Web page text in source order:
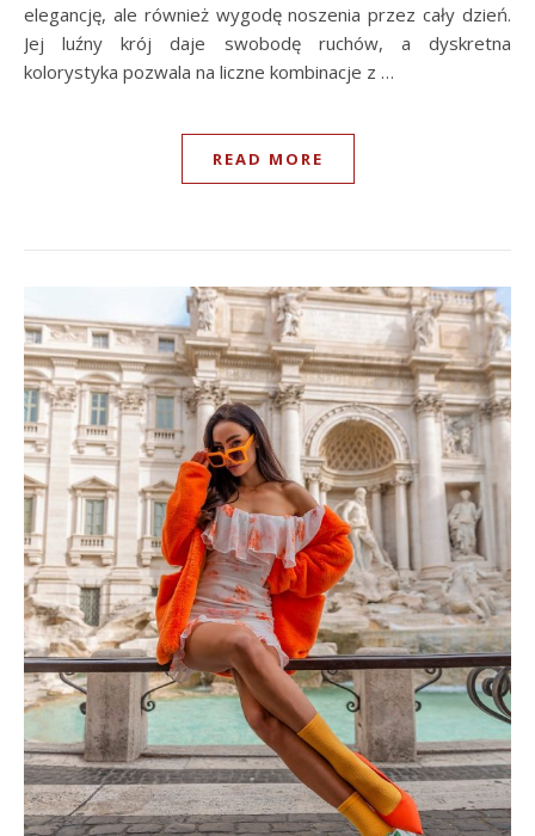
elegancję, ale również wygodę noszenia przez cały dzień.
Jej luźny krój daje swobodę ruchów, a dyskretna
kolorystyka pozwala na liczne kombinacje z …
READ MORE